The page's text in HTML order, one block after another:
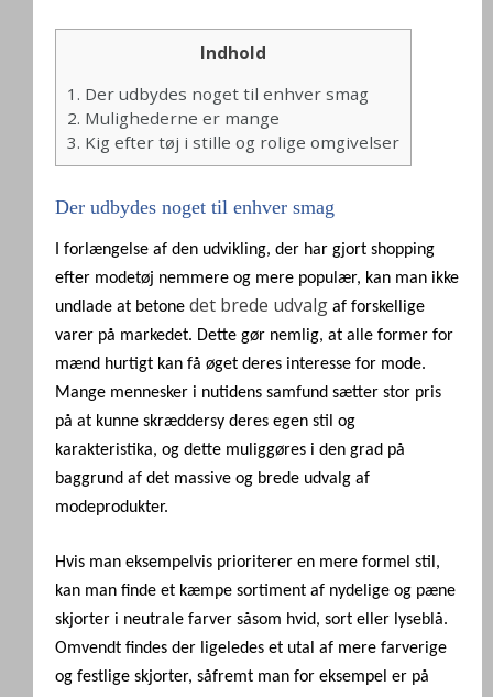
Indhold
1. Der udbydes noget til enhver smag
2. Mulighederne er mange
3. Kig efter tøj i stille og rolige omgivelser
Der udbydes noget til enhver smag
I forlængelse af den udvikling, der har gjort shopping
efter modetøj nemmere og mere populær, kan man ikke
undlade at betone det brede udvalg af forskellige
varer på markedet. Dette gør nemlig, at alle former for
mænd hurtigt kan få øget deres interesse for mode.
Mange mennesker i nutidens samfund sætter stor pris
på at kunne skræddersy deres egen stil og
karakteristika, og dette muliggøres i den grad på
baggrund af det massive og brede udvalg af
modeprodukter.
Hvis man eksempelvis prioriterer en mere formel stil,
kan man finde et kæmpe sortiment af nydelige og pæne
skjorter i neutrale farver såsom hvid, sort eller lyseblå.
Omvendt findes der ligeledes et utal af mere farverige
og festlige skjorter, såfremt man for eksempel er på